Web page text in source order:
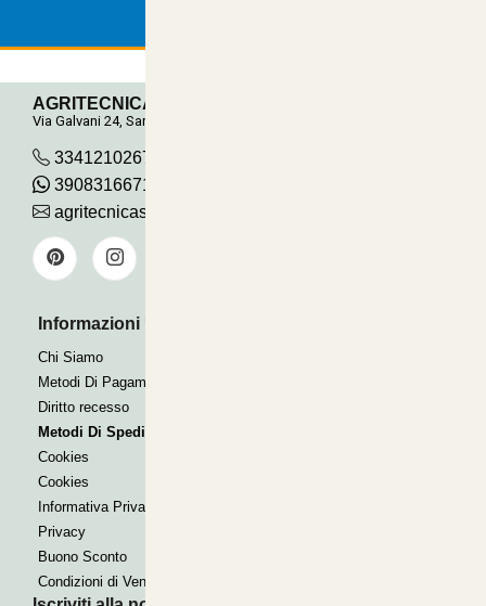
AGRITECNICA S.R.L.
Via Galvani 24, San Pancrazio
3341210267
390831667115
agritecnicasrl@gmail.com
Informazioni Utili
Chi Siamo
Metodi Di Pagamento
Diritto recesso
Metodi Di Spedizione
Cookies
Cookies
Informativa Privacy
Privacy
Buono Sconto
Condizioni di Vendita